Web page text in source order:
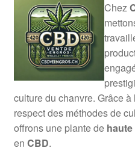
Chez
culture du chanvre. Grâce
respect des méthodes de
offrons une plante de
en CBD.